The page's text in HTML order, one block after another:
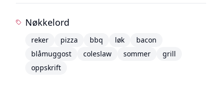
Nøkkelord
reker pizza bbq løk
bacon
blåmuggost
coleslaw sommer
grill
oppskrift